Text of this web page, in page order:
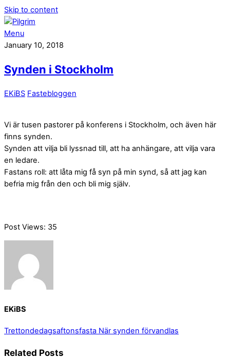
Skip to content
Menu
January 10, 2018
Synden i Stockholm
EKiBS Fastebloggen
Vi är tusen pastorer på konferens i Stockholm, och även här
finns synden.
Synden att vilja bli lyssnad till, att ha anhängare, att vilja vara
en ledare.
Fastans roll: att låta mig få syn på min synd, så att jag kan
befria mig från den och bli mig själv.
Post Views: 35
EKiBS
Trettondedagsaftonsfasta När synden förvandlas
Related Posts